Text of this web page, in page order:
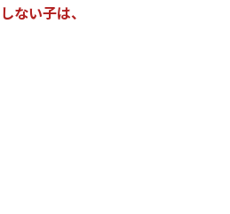
しない子は、